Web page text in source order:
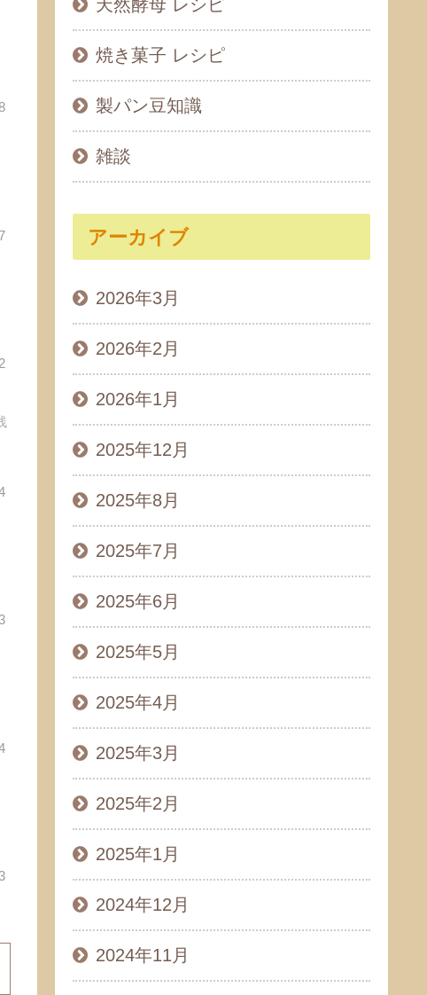
天然酵母 レシピ
焼き菓子 レシピ
製パン豆知識
雑談
アーカイブ
2026年3月
2026年2月
2026年1月
2025年12月
2025年8月
2025年7月
2025年6月
2025年5月
2025年4月
2025年3月
2025年2月
2025年1月
2024年12月
2024年11月